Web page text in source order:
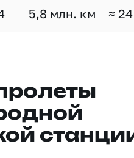
5,8 млн. км ≈